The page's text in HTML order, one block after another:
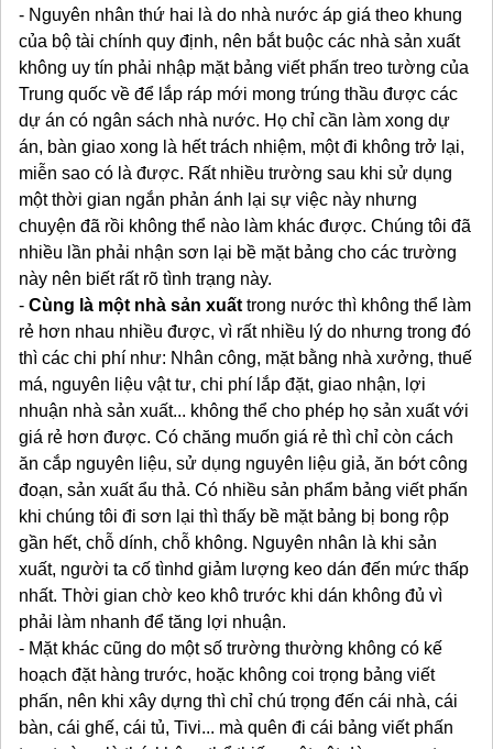
- Nguyên nhân thứ hai là do nhà nước áp giá theo khung
của bộ tài chính quy định, nên bắt buộc các nhà sản xuất
không uy tín phải nhập mặt bảng viết phấn treo tường của
Trung quốc về để lắp ráp mới mong trúng thầu được các
dự án có ngân sách nhà nước. Họ chỉ cần làm xong dự
án, bàn giao xong là hết trách nhiệm, một đi không trở lại,
miễn sao có là được. Rất nhiều trường sau khi sử dụng
một thời gian ngắn phản ánh lại sự việc này nhưng
chuyện đã rồi không thể nào làm khác được. Chúng tôi đã
nhiều lần phải nhận sơn lại bề mặt bảng cho các trường
này nên biết rất rõ tình trạng này.
- Cùng là một nhà sản xuất trong nước thì không thể làm
rẻ hơn nhau nhiều được, vì rất nhiều lý do nhưng trong đó
thì các chi phí như: Nhân công, mặt bằng nhà xưởng, thuế
má, nguyên liệu vật tư, chi phí lắp đặt, giao nhận, lợi
nhuận nhà sản xuất... không thể cho phép họ sản xuất với
giá rẻ hơn được. Có chăng muốn giá rẻ thì chỉ còn cách
ăn cắp nguyên liệu, sử dụng nguyên liệu giả, ăn bớt công
đoạn, sản xuất ẩu thả. Có nhiều sản phẩm bảng viết phấn
khi chúng tôi đi sơn lại thì thấy bề mặt bảng bị bong rộp
gần hết, chỗ dính, chỗ không. Nguyên nhân là khi sản
xuất, người ta cố tìnhd giảm lượng keo dán đến mức thấp
nhất. Thời gian chờ keo khô trước khi dán không đủ vì
phải làm nhanh để tăng lợi nhuận.
- Mặt khác cũng do một số trường thường không có kế
hoạch đặt hàng trước, hoặc không coi trọng bảng viết
phấn, nên khi xây dựng thì chỉ chú trọng đến cái nhà, cái
bàn, cái ghế, cái tủ, Tivi... mà quên đi cái bảng viết phấn